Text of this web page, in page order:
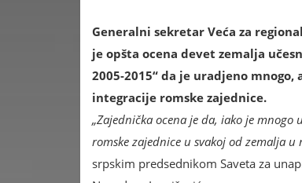
Generalni sekretar Veća za
je opšta ocena devet zemalja
2005-2015“ da je uradjeno
integracije romske zajednice.
„Zajednička ocena je da, iako je
romske zajednice u svakoj od zemalja u
srpskim predsednikom Saveta za